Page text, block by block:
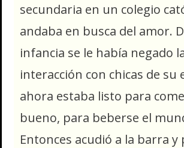
secundaria en un colegio
andaba en busca del amor.
infancia se le había negado
interacción con chicas de su
ahora estaba listo para
bueno, para beberse el
Entonces acudió a la barra y